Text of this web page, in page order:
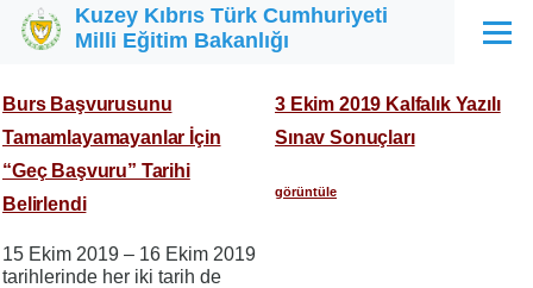
Ana içeriğe atla
Kuzey Kıbrıs Türk Cumhuriyeti
Milli Eğitim Bakanlığı
Menü
Burs Başvurusunu
Tamamlayamayanlar İçin
“Geç Başvuru” Tarihi
Belirlendi
15 Ekim 2019 – 16 Ekim 2019
tarihlerinde her iki tarih de
3 Ekim 2019 Kalfalık Yazılı
Sınav Sonuçları
görüntüle